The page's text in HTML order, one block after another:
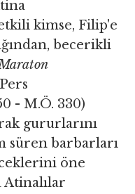
kimse, Filip'e
becerikli
- M.Ö. 330)
gururlarını
süren barbarları
öne
Atinalılar